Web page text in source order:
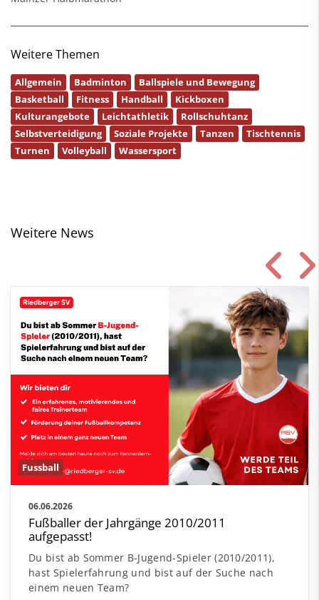
Weitere Themen
Allgemein Badminton
Ballspiele und Bewegung
Basketball
Fitness Handball
Kickboxen
Kulturangebote
Leichtathletik
Rollschuhtanz
Selbstverteidigung
Soziale Projekte Tanzen
Tischtennis
Turnen
Volleyball Wassersport
Weitere News
Fussball
06.06.2026
Fußballer der Jahrgänge 2010/2011
aufgepasst!
Du bist ab Sommer B-Jugend-Spieler (2010/2011),
hast Spielerfahrung und bist auf der Suche nach
einem neuen Team?